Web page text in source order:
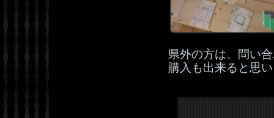
県外の方は、問い
購入も出来ると思